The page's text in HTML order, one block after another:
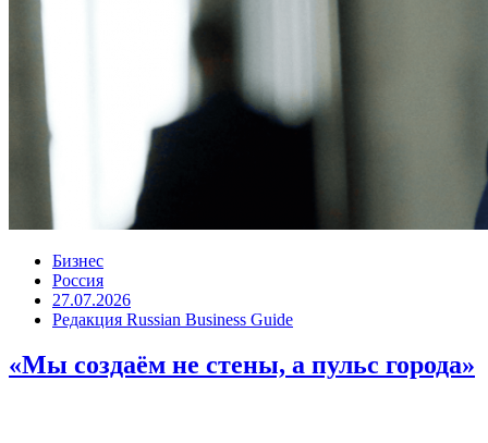
Бизнес
Россия
27.07.2026
Редакция Russian Business Guide
«Мы создаём не стены, а пульс города»